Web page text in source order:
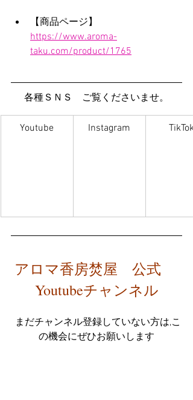
【商品ページ】
https://www.aroma-
taku.com/product/1765
各種ＳＮＳ　ご覧くださいませ。
Youtube Instagram TikTok
アロマ香房焚屋　公式
Youtubeチャンネル
の機会にぜひお願いします